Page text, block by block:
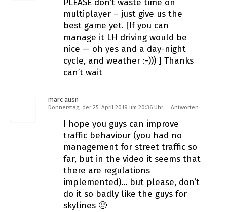
PLEASE don’t waste time on
multiplayer – just give us the
best game yet. [If you can
manage it LH driving would be
nice — oh yes and a day-night
cycle, and weather :-))) ] Thanks
can’t wait
marc ausn
Donnerstag, der 25. April 2019 um 20:36 Uhr Antworten
I hope you guys can improve
traffic behaviour (you had no
management for street traffic so
far, but in the video it seems that
there are regulations
implemented)… but please, don’t
do it so badly like the guys for
skylines 🙂